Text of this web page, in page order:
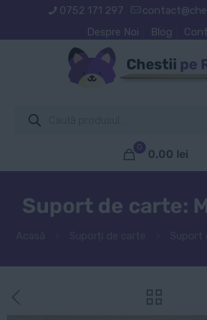
0752 171 297
Despre Noi
Blog
search
0
0,00 lei
Suport de carte: